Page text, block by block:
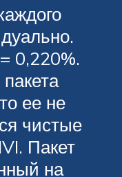
0,220%.
ее не
чистые
Пакет
на